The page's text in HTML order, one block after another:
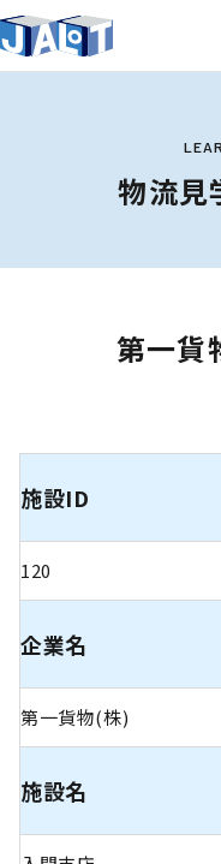
物流見
第一貨
施設ID
120
企業名
第一貨物(株)
施設名